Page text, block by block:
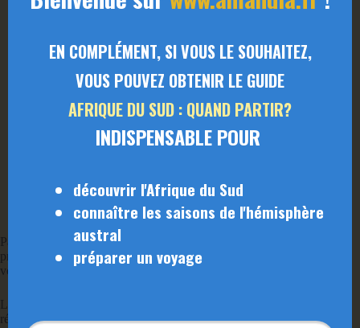
les guerres anglo zouloues
Parallèlement, les populations africaines autochtones sont elles aussi
profondément affectées par cette expansion coloniale. Le 19e siècle
voit l’
essor du royaume zoulou sous le roi Shaka
L’armée de Shaka est en effet devenue l’une des plus puissantes de la
région. Bien qu’ils aient résisté farouchement à l’expansion
EN COMPLÉMENT, SI VOUS LE SOUHAITEZ,
VOUS POUVEZ OBTENIR LE GUIDE
AFRIQUE DU SUD : QUAND PARTIR?
INDISPENSABLE POUR
découvrir l'Afrique du Sud
connaître les saisons de l'hémisphère
austral
préparer un voyage